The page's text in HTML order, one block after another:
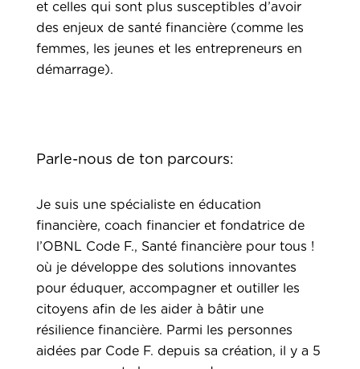
et celles qui sont plus susceptibles d’avoir
des enjeux de santé financière (comme les
femmes, les jeunes et les entrepreneurs en
démarrage).
Parle-nous de ton parcours:
Je suis une spécialiste en éducation
financière, coach financier et fondatrice de
l’OBNL Code F., Santé financière pour tous !
où je développe des solutions innovantes
pour éduquer, accompagner et outiller les
citoyens afin de les aider à bâtir une
résilience financière. Parmi les personnes
aidées par Code F. depuis sa création, il y a 5